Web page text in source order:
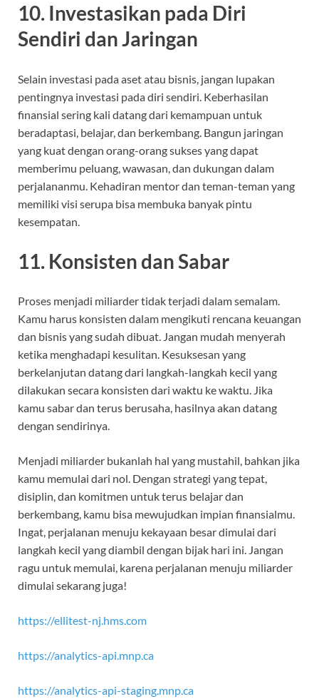
10. Investasikan pada Diri
Sendiri dan Jaringan
Selain investasi pada aset atau bisnis, jangan lupakan
pentingnya investasi pada diri sendiri. Keberhasilan
finansial sering kali datang dari kemampuan untuk
beradaptasi, belajar, dan berkembang. Bangun jaringan
yang kuat dengan orang-orang sukses yang dapat
memberimu peluang, wawasan, dan dukungan dalam
perjalananmu. Kehadiran mentor dan teman-teman yang
memiliki visi serupa bisa membuka banyak pintu
kesempatan.
11. Konsisten dan Sabar
Proses menjadi miliarder tidak terjadi dalam semalam.
Kamu harus konsisten dalam mengikuti rencana keuangan
dan bisnis yang sudah dibuat. Jangan mudah menyerah
ketika menghadapi kesulitan. Kesuksesan yang
berkelanjutan datang dari langkah-langkah kecil yang
dilakukan secara konsisten dari waktu ke waktu. Jika
kamu sabar dan terus berusaha, hasilnya akan datang
dengan sendirinya.
Menjadi miliarder bukanlah hal yang mustahil, bahkan jika
kamu memulai dari nol. Dengan strategi yang tepat,
disiplin, dan komitmen untuk terus belajar dan
berkembang, kamu bisa mewujudkan impian finansialmu.
Ingat, perjalanan menuju kekayaan besar dimulai dari
langkah kecil yang diambil dengan bijak hari ini. Jangan
ragu untuk memulai, karena perjalanan menuju miliarder
dimulai sekarang juga!
https://ellitest-nj.hms.com
https://analytics-api.mnp.ca
https://analytics-api-staging.mnp.ca